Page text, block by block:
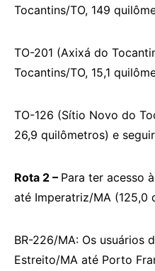
Tocantins/TO, 149
TO-201 (Axixá do
Tocantins/TO, 15,1
TO-126 (Sítio Novo do
26,9 quilômetros) e
Rota 2 – Para ter acesso
até Imperatriz/MA (125,0
BR-226/MA: Os usuários
Estreito/MA até Porto